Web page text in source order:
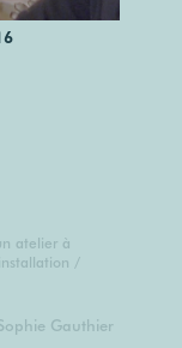
atelier à
/
Gauthier